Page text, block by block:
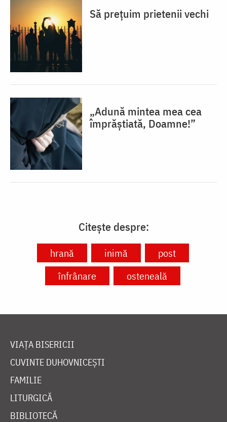
Să prețuim prietenii vechi
„Adună mintea mea cea
împrăștiată, Doamne!”
Citește despre:
hrană inimă
post
înfrânare
osteneală
VIAȚA BISERICII
CUVINTE DUHOVNICEȘTI
FAMILIE
LITURGICĂ
BIBLIOTECĂ